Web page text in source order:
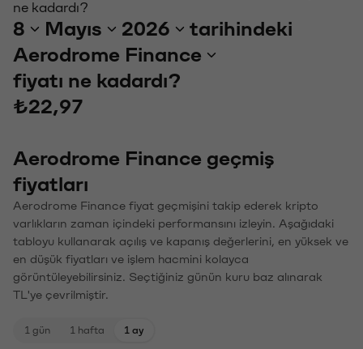
ne kadardı?
8 Mayıs 2026
tarihindeki
Aerodrome Finance
fiyatı ne kadardı?
₺22,97
Aerodrome Finance geçmiş
fiyatları
Aerodrome Finance fiyat geçmişini takip ederek kripto
varlıkların zaman içindeki performansını izleyin. Aşağıdaki
tabloyu kullanarak açılış ve kapanış değerlerini, en yüksek ve
en düşük fiyatları ve işlem hacmini kolayca
görüntüleyebilirsiniz. Seçtiğiniz günün kuru baz alınarak
TL'ye çevrilmiştir.
1 gün 1 hafta 1 ay